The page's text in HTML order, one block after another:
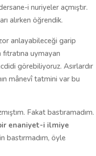
i nuriyeler açmıştır.
alırken öğrendik.
anlayabileceği garip
uymayan
görebiliyoruz. Asırlardır
mânevî tatmini var bu
Fakat bastıramadım.
enaniyet-i ilmiye
bastırmadım, öyle